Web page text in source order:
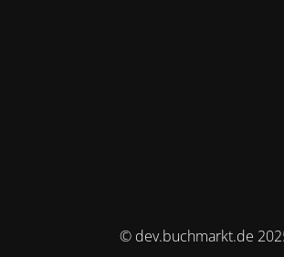
© dev.buchmarkt.de